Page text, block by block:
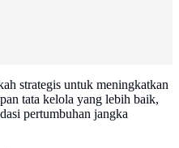
strategis untuk meningkatkan
tata kelola yang lebih baik,
pertumbuhan jangka